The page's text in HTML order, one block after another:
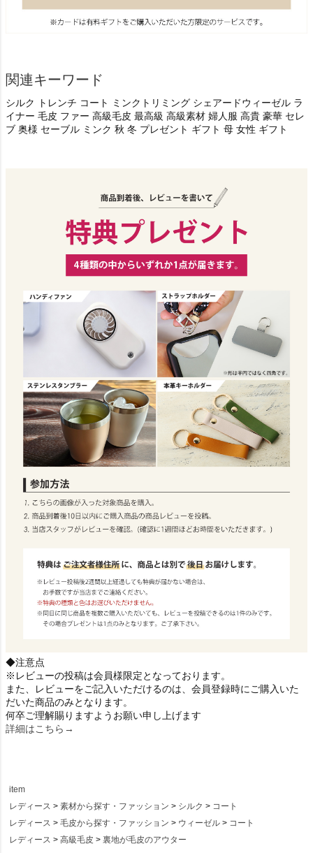
関連キーワード
シルク トレンチ コート ミンクトリミング シェアードウィーゼル ラ
イナー 毛皮 ファー 高級毛皮 最高級 高級素材 婦人服 高貴 豪華 セレ
ブ 奥様 セーブル ミンク 秋 冬 プレゼント ギフト 母 女性 ギフト
◆注意点
※レビューの投稿は会員様限定となっております。
また、レビューをご記入いただけるのは、会員登録時にご購入いた
だいた商品のみとなります。
何卒ご理解賜りますようお願い申し上げます
詳細はこちら→
item
レディース
素材から探す・ファッション シルク
コート
レディース
毛皮から探す・ファッション ウィーゼル
コート
レディース
高級毛皮 裏地が毛皮のアウター